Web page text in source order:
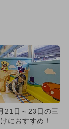
21日～23日の三
におすすめ！人